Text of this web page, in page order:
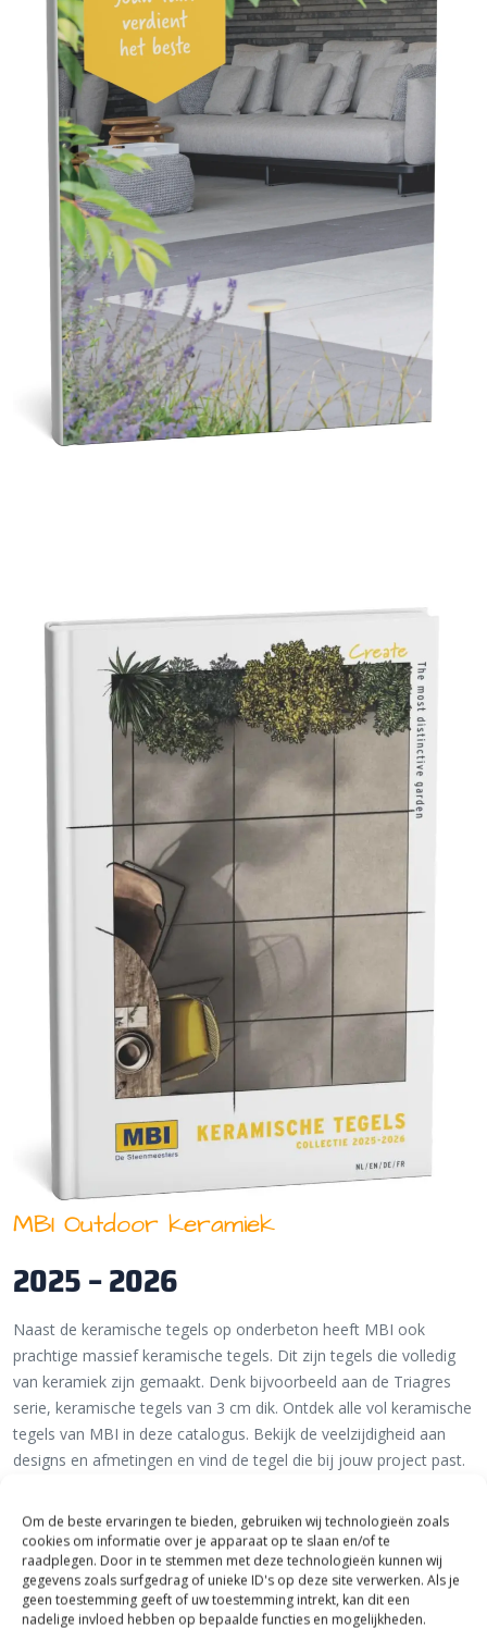
Om de beste ervaringen te bieden, gebruiken wij technologieën zoals
cookies om informatie over je apparaat op te slaan en/of te
raadplegen. Door in te stemmen met deze technologieën kunnen wij
gegevens zoals surfgedrag of unieke ID's op deze site verwerken. Als je
geen toestemming geeft of uw toestemming intrekt, kan dit een
nadelige invloed hebben op bepaalde functies en mogelijkheden.
MBI Outdoor keramiek
2025 – 2026
Naast de keramische tegels op onderbeton heeft MBI ook
prachtige massief keramische tegels. Dit zijn tegels die volledig
van keramiek zijn gemaakt. Denk bijvoorbeeld aan de Triagres
serie, keramische tegels van 3 cm dik. Ontdek alle vol keramische
tegels van MBI in deze catalogus. Bekijk de veelzijdigheid aan
designs en afmetingen en vind de tegel die bij jouw project past.
MBI Outdoor keramiek bekijken